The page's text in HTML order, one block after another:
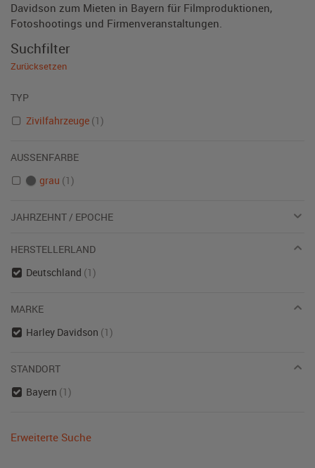
Davidson zum Mieten in Bayern für Filmproduktionen,
Fotoshootings und Firmenveranstaltungen.
Suchfilter
Zurücksetzen
TYP
Zivilfahrzeuge (1)
AUSSENFARBE
grau (1)
JAHRZEHNT / EPOCHE
HERSTELLERLAND
Deutschland (1)
MARKE
Harley Davidson (1)
STANDORT
Bayern (1)
Erweiterte Suche